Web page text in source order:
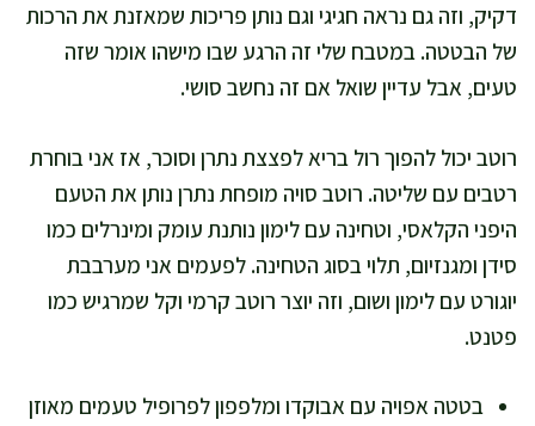
דקיק, וזה גם נראה חגיגי וגם נותן פריכות שמאזנת את הרכות
של הבטטה. במטבח שלי זה הרגע שבו מישהו אומר שזה
טעים, אבל עדיין שואל אם זה נחשב סושי.
רוטב יכול להפוך רול בריא לפצצת נתרן וסוכר, אז אני בוחרת
רטבים עם שליטה. רוטב סויה מופחת נתרן נותן את הטעם
היפני הקלאסי, וטחינה עם לימון נותנת עומק ומינרלים כמו
סידן ומגנזיום, תלוי בסוג הטחינה. לפעמים אני מערבבת
יוגורט עם לימון ושום, וזה יוצר רוטב קרמי וקל שמרגיש כמו
פטנט.
בטטה אפויה עם אבוקדו ומלפפון לפרופיל טעמים מאוזן